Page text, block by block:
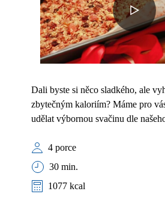
Dali byste si něco sladkého, ale
zbytečným kaloriím? Máme pro
udělat výbornou svačinu dle
4 porce
30 min.
1077 kcal